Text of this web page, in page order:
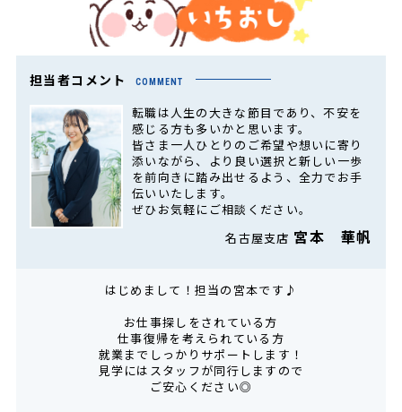
担当者コメント COMMENT
転職は人生の大きな節目であり、不安を
感じる方も多いかと思います。
皆さま一人ひとりのご希望や想いに寄り
添いながら、より良い選択と新しい一歩
を前向きに踏み出せるよう、全力でお手
伝いいたします。
ぜひお気軽にご相談ください。
名古屋支店 宮本 華帆
はじめまして！担当の宮本です♪
お仕事探しをされている方
仕事復帰を考えられている方
就業までしっかりサポートします！
見学にはスタッフが同行しますので
ご安心ください◎